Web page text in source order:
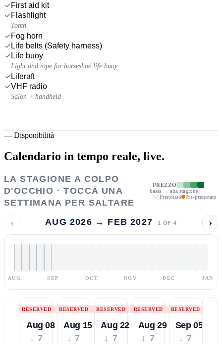
First aid kit
Flashlight
Torch
Fog horn
Life belts (Safety harness)
Life buoy
Light and rope for horseshoe life buoy
Liferaft
VHF radio
Salon + handheld
— Disponibilità
Calendario in tempo reale, live.
LA STAGIONE A COLPO
D'OCCHIO · TOCCA UNA
SETTIMANA PER SALTARE
PREZZO
bassa → alta stagione
Prenotato
Pre-prenotato
‹ AUG 2026 → FEB 2027 1 OF 4 ›
AUG SEP OCT NOV DEC JAN
RESERVED
Aug 08
↓ 7
RESERVED
Aug 15
↓ 7
RESERVED
Aug 22
↓ 7
RESERVED
Aug 29
↓ 7
RESERVED
Sep 05
↓ 7